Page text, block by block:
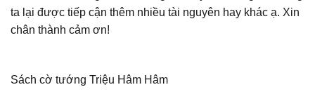
ta lại được tiếp cận thêm nhiều tài nguyên hay khác ạ. Xin
chân thành cảm ơn!
Sách cờ tướng Triệu Hâm Hâm